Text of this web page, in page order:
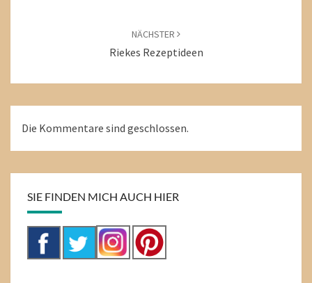
NÄCHSTER
Riekes Rezeptideen
Die Kommentare sind geschlossen.
SIE FINDEN MICH AUCH HIER